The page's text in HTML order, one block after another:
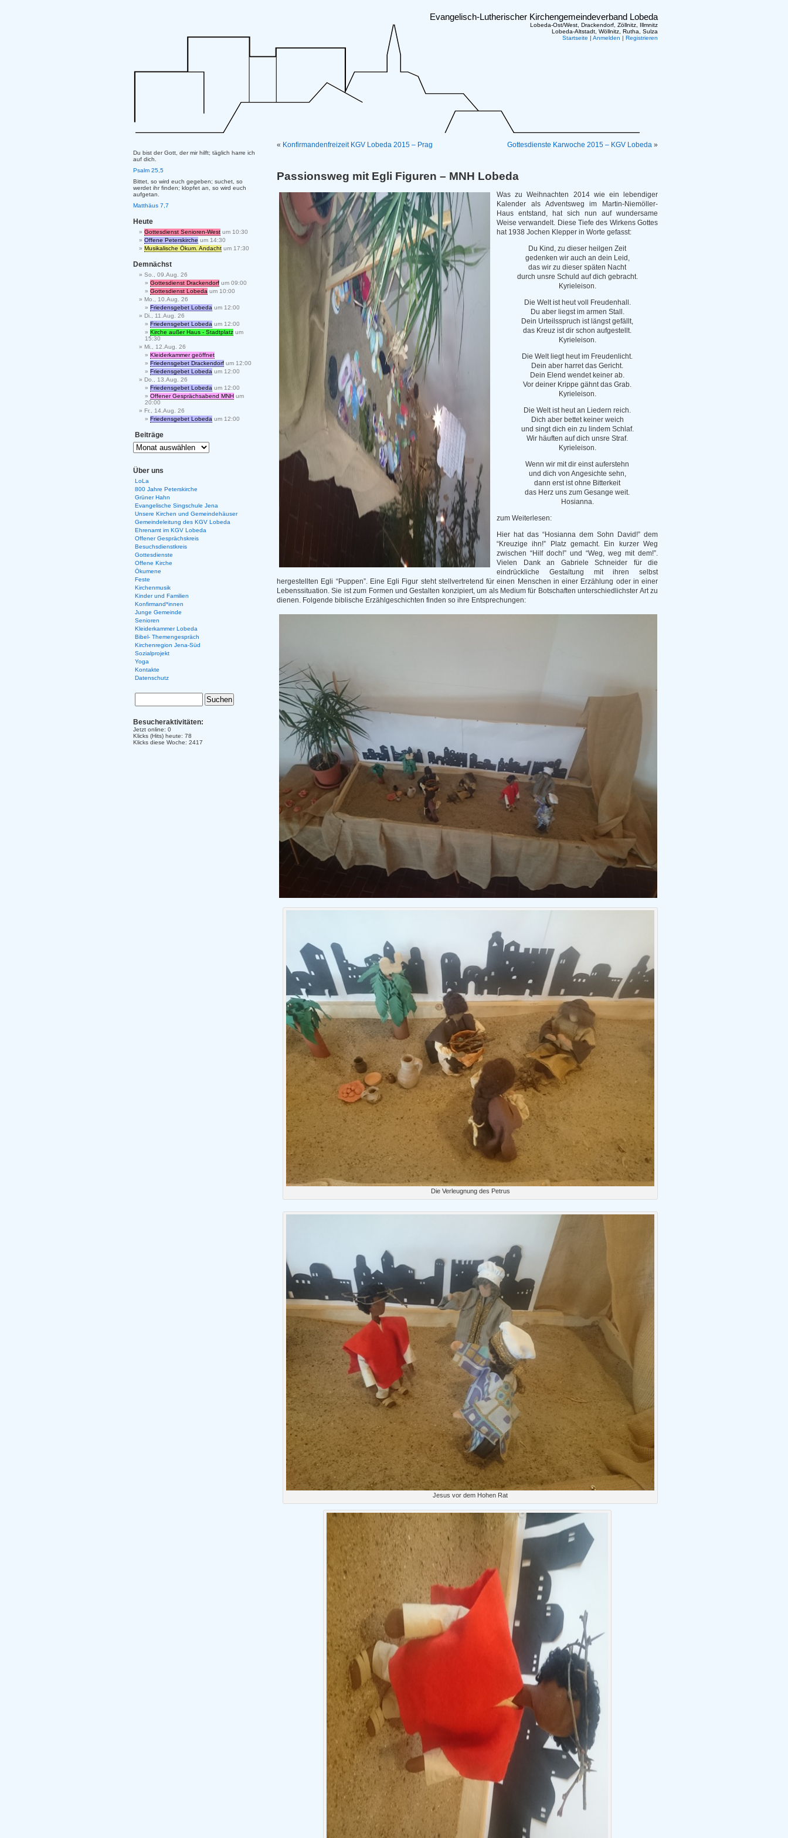
Evangelisch-Lutherischer Kirchengemeindeverband Lobeda
Lobeda-Ost/West, Drackendorf, Zöllnitz, Illmnitz
Lobeda-Altstadt, Wöllnitz, Rutha, Sulza
Startseite | Anmelden | Registrieren
« Konfirmandenfreizeit KGV Lobeda 2015 – Prag Gottesdienste Karwoche 2015 – KGV Lobeda »
Passionsweg mit Egli Figuren – MNH Lobeda
Was zu Weihnachten 2014 wie ein lebendiger
Kalender als Adventsweg im Martin-Niemöller-
Haus entstand, hat sich nun auf wundersame
Weise verwandelt. Diese Tiefe des Wirkens Gottes
hat 1938 Jochen Klepper in Worte gefasst:
Du Kind, zu dieser heilgen Zeit
gedenken wir auch an dein Leid,
das wir zu dieser späten Nacht
durch unsre Schuld auf dich gebracht.
Kyrieleison.
Die Welt ist heut voll Freudenhall.
Du aber liegst im armen Stall.
Dein Urteilsspruch ist längst gefällt,
das Kreuz ist dir schon aufgestellt.
Kyrieleison.
Die Welt liegt heut im Freudenlicht.
Dein aber harret das Gericht.
Dein Elend wendet keiner ab.
Vor deiner Krippe gähnt das Grab.
Kyrieleison.
Die Welt ist heut an Liedern reich.
Dich aber bettet keiner weich
und singt dich ein zu lindem Schlaf.
Wir häuften auf dich unsre Straf.
Kyrieleison.
Wenn wir mit dir einst auferstehn
und dich von Angesichte sehn,
dann erst ist ohne Bitterkeit
das Herz uns zum Gesange weit.
Hosianna.
zum Weiterlesen:
Hier hat das “Hosianna dem Sohn David!” dem
“Kreuzige ihn!” Platz gemacht. Ein kurzer Weg
zwischen “Hilf doch!” und “Weg, weg mit dem!”.
Vielen Dank an Gabriele Schneider für die
eindrückliche Gestaltung mit ihren selbst
hergestellten Egli “Puppen”. Eine Egli Figur steht stellvertretend für einen Menschen in einer Erzählung oder in einer
Lebenssituation. Sie ist zum Formen und Gestalten konzipiert, um als Medium für Botschaften unterschiedlichster Art zu
dienen. Folgende biblische Erzählgeschichten finden so ihre Entsprechungen:
Die Verleugnung des Petrus
Jesus vor dem Hohen Rat
Du bist der Gott, der mir hilft; täglich harre ich
auf dich.
Psalm 25,5
Bittet, so wird euch gegeben; suchet, so
werdet ihr finden; klopfet an, so wird euch
aufgetan.
Matthäus 7,7
Heute
Gottesdienst Senioren-West um 10:30
Offene Peterskirche um 14:30
Musikalische Ökum. Andacht um 17:30
Demnächst
So., 09.Aug. 26
Gottesdienst Drackendorf um 09:00
Gottesdienst Lobeda um 10:00
Mo., 10.Aug. 26
Friedensgebet Lobeda um 12:00
Di., 11.Aug. 26
Friedensgebet Lobeda um 12:00
Kirche außer Haus - Stadtplatz um
15:30
Mi., 12.Aug. 26
Kleiderkammer geöffnet
Friedensgebet Drackendorf um 12:00
Friedensgebet Lobeda um 12:00
Do., 13.Aug. 26
Friedensgebet Lobeda um 12:00
Offener Gesprächsabend MNH um
20:00
Fr., 14.Aug. 26
Friedensgebet Lobeda um 12:00
Beiträge
Über uns
LoLa
800 Jahre Peterskirche
Grüner Hahn
Evangelische Singschule Jena
Unsere Kirchen und Gemeindehäuser
Gemeindeleitung des KGV Lobeda
Ehrenamt im KGV Lobeda
Offener Gesprächskreis
Besuchsdienstkreis
Gottesdienste
Offene Kirche
Ökumene
Feste
Kirchenmusik
Kinder und Familien
Konfirmand*innen
Junge Gemeinde
Senioren
Kleiderkammer Lobeda
Bibel- Themengespräch
Kirchenregion Jena-Süd
Sozialprojekt
Yoga
Kontakte
Datenschutz
Besucheraktivitäten:
Jetzt online: 0
Klicks (Hits) heute: 78
Klicks diese Woche: 2417